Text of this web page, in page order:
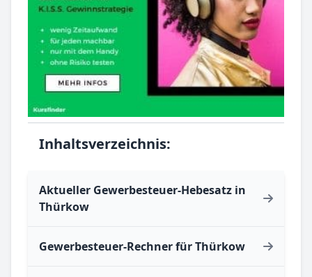
Inhaltsverzeichnis:
Aktueller Gewerbesteuer-Hebesatz in
Thürkow
Gewerbesteuer-Rechner für Thürkow